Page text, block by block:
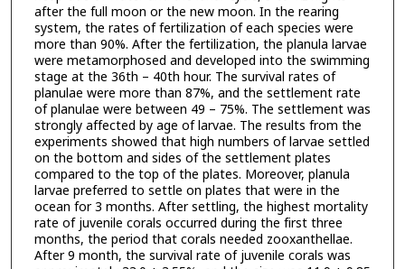
after the full moon or the new moon. In the rearing
system, the rates of fertilization of each species were
more than 90%. After the fertilization, the planula larvae
were metamorphosed and developed into the swimming
stage at the 36th – 40th hour. The survival rates of
planulae were more than 87%, and the settlement rate
of planulae were between 49 – 75%. The settlement was
strongly affected by age of larvae. The results from the
experiments showed that high numbers of larvae settled
on the bottom and sides of the settlement plates
compared to the top of the plates. Moreover, planula
larvae preferred to settle on plates that were in the
ocean for 3 months. After settling, the highest mortality
rate of juvenile corals occurred during the first three
months, the period that corals needed zooxanthellae.
After 9 month, the survival rate of juvenile corals was